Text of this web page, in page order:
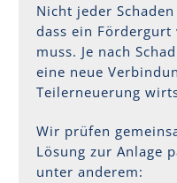
Nicht jeder
dass ein
muss. Je nach
eine neue
Teilerneuerung
Wir prüfen
Lösung zur Anlage
unter anderem: